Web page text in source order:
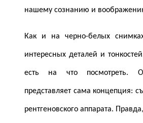
нашему сознанию и
Как и на черно-белых
интересных деталей и
есть на что посмотреть.
представляет сама концепция:
рентгеновского аппарата.